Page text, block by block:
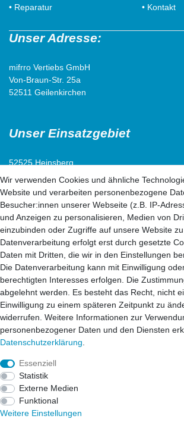
• Reparatur
• Kontakt
Unser Adresse:
mifrro Vertiebs GmbH
Von-Braun-Str. 25a
52511 Geilenkirchen
Unser Einsatzgebiet
52525 Heinsberg
52538 Selfkant
52511 Geilenkirchen
52222 Stolberg
52428 Jülich
52499 Baesweiler
52477 Alsdorf
52531 Übach-Palenberg
52134 Herzogenrath
52070 Aachen
41812 Erkelenz
41849 Wassenberg
41844 Wegberg
41836 Hückelhoven
53902 Eschweiler
Wir verwenden Cookies und ähnliche
Website und verarbeiten personenbezogene
Besucher:innen unserer Webseite (z.B. IP-
und Anzeigen zu personalisieren, Medien von
einzubinden oder Zugriffe auf unsere Website
Datenverarbeitung erfolgt erst durch gesetzte
Daten mit Dritten, die wir in den Einstellungen
Die Datenverarbeitung kann mit Einwilligung
berechtigten Interesses erfolgen. Die
abgelehnt werden. Es besteht das Recht, nicht
Einwilligung zu einem späteren Zeitpunkt zu
widerrufen. Weitere Informationen zur
personenbezogener Daten und den Diensten
Daten­schutz­erklärung
Essenziell
Statistik
Externe Medien
Funktional
Weitere Einstellungen